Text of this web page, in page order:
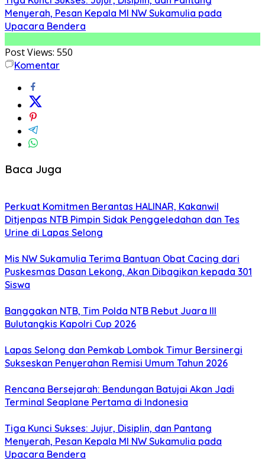
Menyerah, Pesan Kepala MI NW Sukamulia pada
Upacara Bendera
Post Views: 550
Komentar
Baca Juga
Perkuat Komitmen Berantas HALINAR, Kakanwil
Ditjenpas NTB Pimpin Sidak Penggeledahan dan Tes
Urine di Lapas Selong
Mis NW Sukamulia Terima Bantuan Obat Cacing dari
Puskesmas Dasan Lekong, Akan Dibagikan kepada 301
Siswa
Banggakan NTB, Tim Polda NTB Rebut Juara III
Bulutangkis Kapolri Cup 2026
Lapas Selong dan Pemkab Lombok Timur Bersinergi
Sukseskan Penyerahan Remisi Umum Tahun 2026
Rencana Bersejarah: Bendungan Batujai Akan Jadi
Terminal Seaplane Pertama di Indonesia
Tiga Kunci Sukses: Jujur, Disiplin, dan Pantang
Menyerah, Pesan Kepala MI NW Sukamulia pada
Upacara Bendera